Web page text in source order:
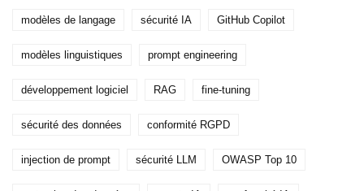
modèles de langage sécurité IA GitHub Copilot
modèles linguistiques prompt engineering
développement logiciel RAG fine-tuning
sécurité des données conformité RGPD
injection de prompt sécurité LLM OWASP Top 10